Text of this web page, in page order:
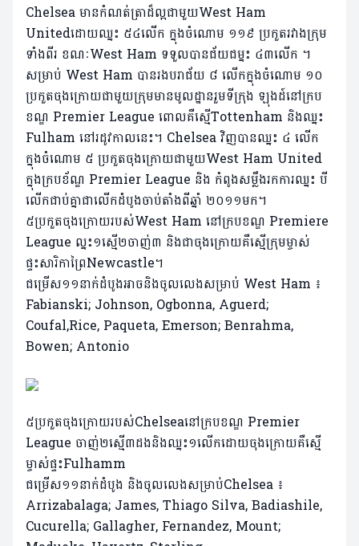
Chelsea មានកំណត់ត្រាដ៏ល្អជាមួយWest Ham
Unitedដោយឈ្នះ ៥៤លើក ក្នុងចំណោម ១១៩ ប្រកួតរវាងក្រុម
ទាំងពីរ ខណៈWest Ham ទទួលបានជ័យជម្នះ ៤៣លើក ។
សម្រាប់ West Ham បានរងបរាជ័យ ៨ លើកក្នុងចំណោម ១០
ប្រកួតចុងក្រោយជាមួយក្រុមមានមូលដ្ឋានរួមទីក្រុង ឡុងដ៍នៅក្រប
ខណ្ឌ Premier League ពោលគឺស្មើTottenham និងឈ្នះ
Fulham នៅរដូវកាលនេះ។ Chelsea វិញបានឈ្នះ ៤ លើក
ក្នុងចំណោម ៥ ប្រកួតចុងក្រោយជាមួយWest Ham United
ក្នុងក្របខ័ណ្ឌ Premier League និង កំពូងសម្លឹងរកការឈ្នះ បី
លើកជាប់គ្នាជាលើកដំបូងចាប់តាំងពីឆ្នាំ ២០១១មក។
៥ប្រកួតចុងក្រោយរបស់West Ham នៅក្របខណ្ឌ Premiere
League ល្នះ១ស្មើ២ចាញ់៣ និងជាចុងក្រោយគឺស្មើក្រុមម្ចាស់
ផ្ទះសារិកាព្រៃNewcastle។
ជម្រើស១១នាក់ដំបូងអាចនិងចូលលេងសម្រាប់ West Ham ៖
Fabianski; Johnson, Ogbonna, Aguerd;
Coufal,Rice, Paqueta, Emerson; Benrahma,
Bowen; Antonio
៥ប្រកួតចុងក្រោយរបស់Chelseaនៅក្របខណ្ឌ Premier
League ចាញ់២ស្មើ៣ដងនិងឈ្នះ១លើកដោយចុងក្រោយគឺស្មើ
ម្ចាស់ផ្ទះFulhamm
ជម្រើស១១នាក់ដំបូង និងចូលលេងសម្រាប់Chelsea ៖
Arrizabalaga; James, Thiago Silva, Badiashile,
Cucurella; Gallagher, Fernandez, Mount;